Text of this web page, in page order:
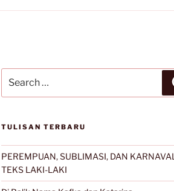
for:
TULISAN TERBARU
PEREMPUAN, SUBLIMASI, DAN KARNAVAL
TEKS LAKI-LAKI